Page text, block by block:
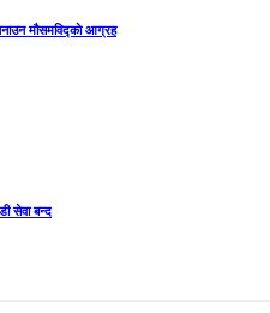
मौसमविद्काे आग्रह
सेवा बन्द